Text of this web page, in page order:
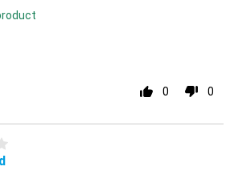
0 0